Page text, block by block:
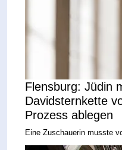
Flensburg: Jüdin
Davidsternkette
Prozess ablegen
Eine Zuschauerin musste